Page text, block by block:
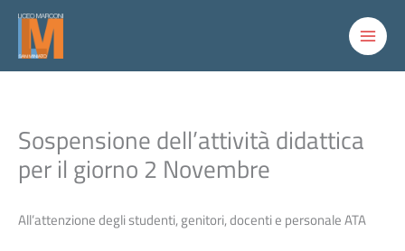
contenuto
Sospensione dell’attività didattica
per il giorno 2 Novembre
All’attenzione degli studenti, genitori, docenti e personale ATA